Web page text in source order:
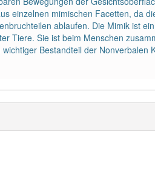
einzelnen mimischen Facetten, da
ablaufen. Die Mimik ist
Tiere. Sie ist beim Menschen
Bestandteil der Nonverbalen